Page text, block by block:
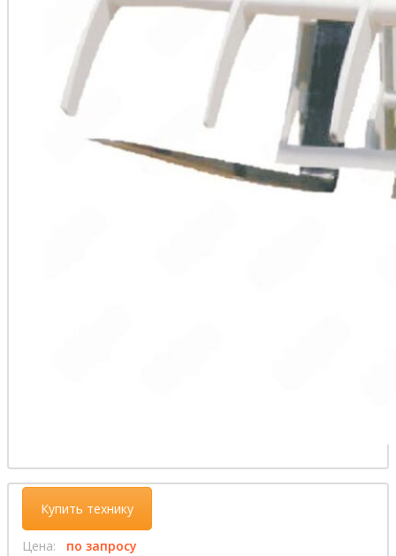
Купить технику
Цена: по запросу